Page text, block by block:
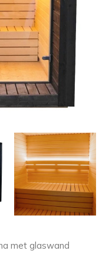
met glaswand